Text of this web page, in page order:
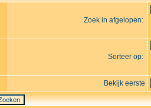
Zoek in afgelopen:
Sorteer op:
Bekijk eerste